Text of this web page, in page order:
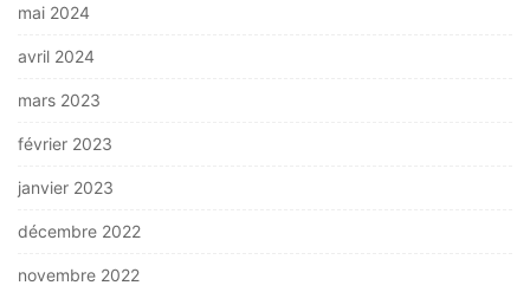
mai 2024
avril 2024
mars 2023
février 2023
janvier 2023
décembre 2022
novembre 2022